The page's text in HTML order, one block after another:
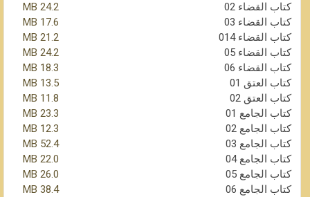
كتاب القضاء 02
24.2 MB
كتاب القضاء 03
17.6 MB
كتاب القضاء 014
21.2 MB
كتاب القضاء 05
24.2 MB
كتاب القضاء 06
18.3 MB
كتاب العتق 01
13.5 MB
كتاب العتق 02
11.8 MB
كتاب الجامع 01
23.3 MB
كتاب الجامع 02
12.3 MB
كتاب الجامع 03
52.4 MB
كتاب الجامع 04
22.0 MB
كتاب الجامع 05
26.0 MB
كتاب الجامع 06
38.4 MB